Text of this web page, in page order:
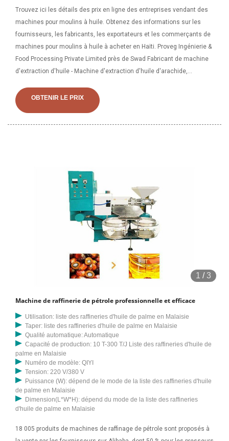
Trouvez ici les détails des prix en ligne des entreprises vendant des
machines pour moulins à huile. Obtenez des informations sur les
fournisseurs, les fabricants, les exportateurs et les commerçants de
machines pour moulins à huile à acheter en Haïti. Proveg Ingénierie &
Food Processing Private Limited près de Swad Fabricant de machine
d'extraction d'huile - Machine d'extraction d'huile d'arachide,
d'huile de cuisson et machine d'extraction d'huile comestible
proposées par Devi Industries, Coimbatore, Tamil Nadu. Capacité : - 12
performances et une efficacité élevées. Pays d'origine. Fabriqué en
Haïti. Nous nous engageons à offrir une mini presse à huile
commerciale de la meilleure qualité, conçue pour produire une
grande quantité d'huile. Ce type de machine produit de l'huile à partir
d'arachides, de moutarde, d'amande, de noix, 16/7/2023 · Le
fractionnement de l'huile de palme passe par le contrôle du
refroidissement et de la cristallisation de l'huile de palme pour
séparer l'huile de palme en un liquide à bas point de fusion (graisse
molle) et solide à haut point de fusion (stérine). Le fractionnement de
l'huile de palme peut être divisé en trois 16/3/2023 · Habituellement,
que le sous-produit : un mélange de fibres et de noix. Étant donné que
la plupart des gens ne connaissent pas la valeur du palmiste et ne
savent pas comment traiter efficacement les noix de palme, les noix
de palme
OBTENIR LE PRIX
1 /3
Machine de raffinerie de pétrole professionnelle et efficace
Utilisation: liste des raffineries d'huile de palme en Malaisie
Taper: liste des raffineries d'huile de palme en Malaisie
Qualité automatique: Automatique
Capacité de production: 10 T-300 T/J Liste des raffineries d'huile de
palme en Malaisie
Numéro de modèle: QIYI
Tension: 220 V/380 V
Puissance (W): dépend de le mode de la liste des raffineries d'huile
de palme en Malaisie
Dimension(L*W*H): dépend du mode de la liste des raffineries
d'huile de palme en Malaisie
18 005 produits de machines de raffinage de pétrole sont proposés à